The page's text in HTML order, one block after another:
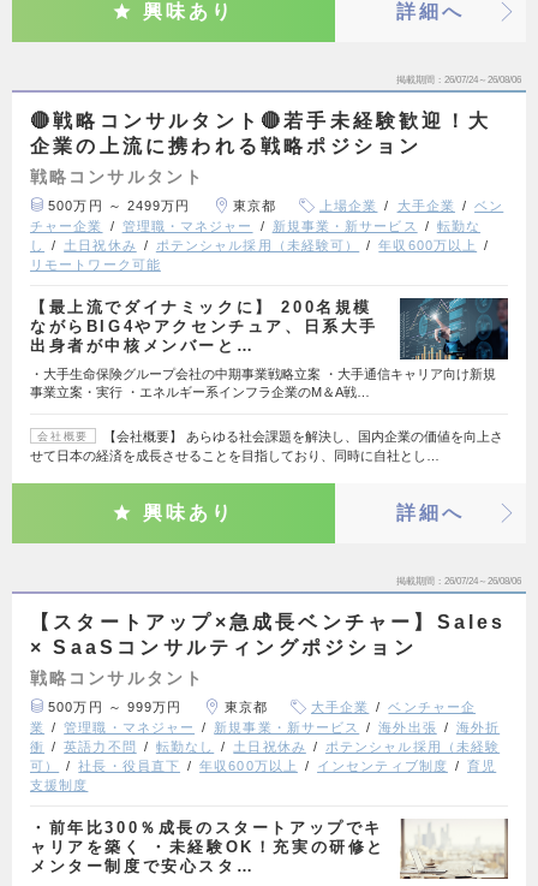
興味あり 詳細へ
掲載期間 26/07/24～26/08/06
🔴戦略コンサルタント🔴若手未経験歓迎！大
企業の上流に携われる戦略ポジション
戦略コンサルタント
500万円 ～ 2499万円 東京都 上場企業 大手企業
ベン
チャー企業
管理職・マネジャー 新規事業・新サービス
転勤な
し
土日祝休み ポテンシャル採用（未経験可）
年収600万以上
リモートワーク可能
【最上流でダイナミックに】 200名規模
ながらBIG4やアクセンチュア、日系大手
出身者が中核メンバーと…
・大手生命保険グループ会社の中期事業戦略立案 ・大手通信キャリア向け新規
事業立案・実行 ・エネルギー系インフラ企業のM＆A戦…
会社概要
【会社概要】 あらゆる社会課題を解決し、国内企業の価値を向上さ
せて日本の経済を成長させることを目指しており、同時に自社とし…
興味あり 詳細へ
掲載期間 26/07/24～26/08/06
【スタートアップ×急成長ベンチャー】Sales
× SaaSコンサルティングポジション
戦略コンサルタント
500万円 ～ 999万円 東京都 大手企業
ベンチャー企
業
管理職・マネジャー 新規事業・新サービス 海外出張
海外折
衝
英語力不問 転勤なし 土日祝休み
ポテンシャル採用（未経験
可）
社長・役員直下 年収600万以上 インセンティブ制度
育児
支援制度
・前年比300％成長のスタートアップでキ
ャリアを築く ・未経験OK！充実の研修と
メンター制度で安心スタ…